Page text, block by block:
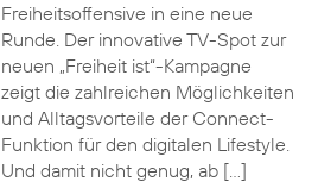
Freiheitsoffensive in eine neue
Runde. Der innovative TV-Spot zur
neuen „Freiheit ist“-Kampagne
zeigt die zahlreichen Möglichkeiten
und Alltagsvorteile der Connect-
Funktion für den digitalen Lifestyle.
Und damit nicht genug, ab […]